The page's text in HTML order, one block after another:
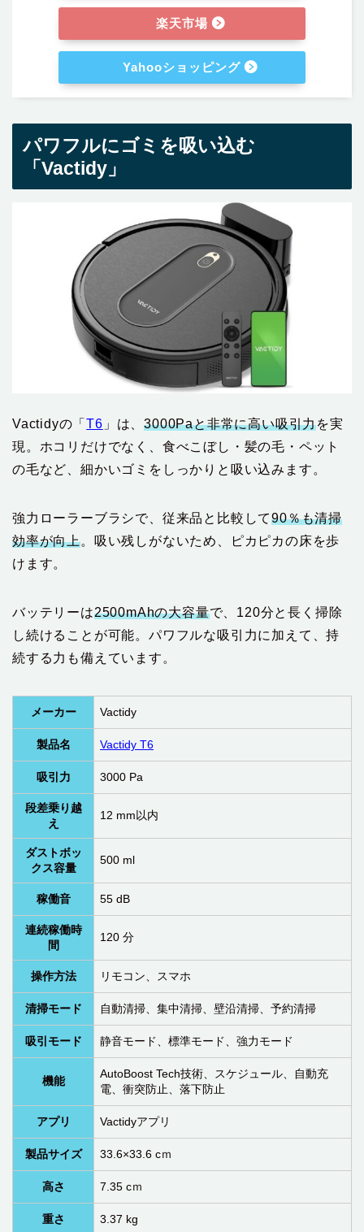
楽天市場
Yahooショッピング
パワフルにゴミを吸い込む
「Vactidy」
Vactidyの「T6 」は、3000Paと非常に高い吸引力を実
現。ホコリだけでなく、食べこぼし・髪の毛・ペット
の毛など、細かいゴミをしっかりと吸い込みます。
強力ローラーブラシで、従来品と比較して90％も清掃
効率が向上。吸い残しがないため、ピカピカの床を歩
けます。
バッテリーは2500mAhの大容量で、120分と長く掃除
し続けることが可能。パワフルな吸引力に加えて、持
続する力も備えています。
メーカー Vactidy
製品名 Vactidy T6
吸引力 3000 Pa
段差乗り越
え
12 mm以内
ダストボッ
クス容量
500 ml
稼働音 55 dB
連続稼働時
間
120 分
操作方法 リモコン、スマホ
清掃モード 自動清掃 集中清掃 壁沿清掃 予約清掃
吸引モード 静音モード、標準モード、強力モード
機能
AutoBoost Tech技術、スケジュール、自動充
電、衝突防止、落下防止
アプリ Vactidyアプリ
製品サイズ 33.6×33.6 cｍ
高さ‎ 7.35 cｍ
重さ 3.37 kg